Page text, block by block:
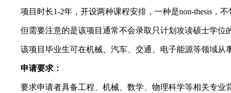
项目时长1-2年，开设两种课程安排，一种是non-thesis，不
但需要注意的是该项目通常不会录取只计划攻读硕士学位的
该项目毕业生可在机械、汽车、交通、电子能源等领域从
申请要求：
要求申请者具备工程、机械、数学、物理科学等相关专业背